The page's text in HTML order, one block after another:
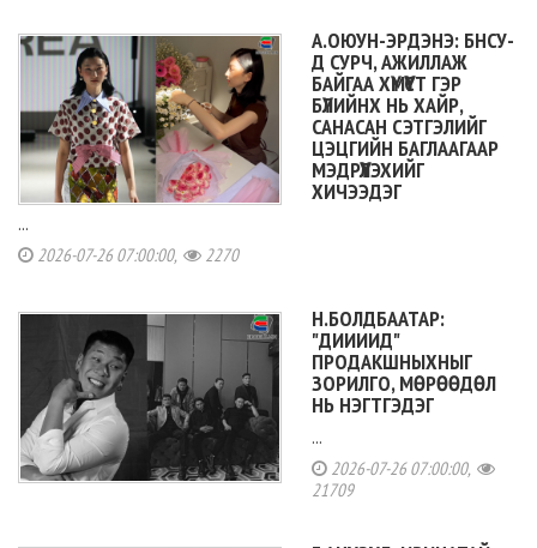
А.ОЮУН-ЭРДЭНЭ: БНСУ-
Д СУРЧ, АЖИЛЛАЖ
БАЙГАА ХҮМҮҮСТ ГЭР
БҮЛИЙНХ НЬ ХАЙР,
САНАСАН СЭТГЭЛИЙГ
ЦЭЦГИЙН БАГЛААГААР
МЭДРҮҮЛЭХИЙГ
ХИЧЭЭДЭГ
...
2026-07-26 07:00:00, 2270
Н.БОЛДБААТАР:
"ДИИИИД"
ПРОДАКШНЫХНЫГ
ЗОРИЛГО, МӨРӨӨДӨЛ
НЬ НЭГТГЭДЭГ
...
2026-07-26 07:00:00,
21709